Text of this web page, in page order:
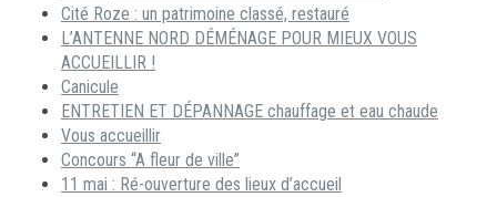
Cité Roze : un patrimoine classé, restauré
L’ANTENNE NORD DÉMÉNAGE POUR MIEUX VOUS
ACCUEILLIR !
Canicule
ENTRETIEN ET DÉPANNAGE chauffage et eau chaude
Vous accueillir
Concours “A fleur de ville”
11 mai : Ré-ouverture des lieux d’accueil